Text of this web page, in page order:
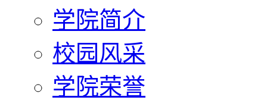
学院简介
校园风采
学院荣誉